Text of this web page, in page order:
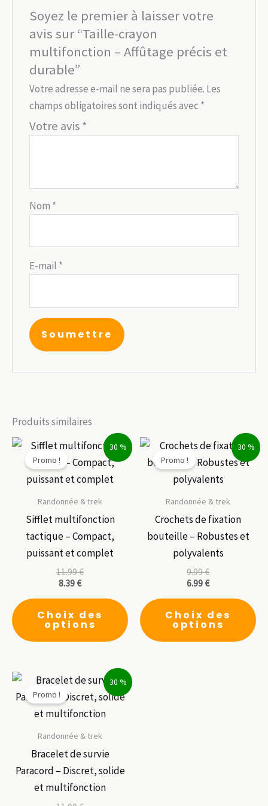
Soyez le premier à laisser votre
avis sur “Taille-crayon
multifonction – Affûtage précis et
durable”
Votre adresse e-mail ne sera pas publiée. Les
champs obligatoires sont indiqués avec *
Votre avis*
Nom *
E-mail *
Produits similaires
30 %
Promo !
Randonnée & trek
Sifflet multifonction
tactique – Compact,
puissant et complet
11.99€
8.39€
Choix des
options
produit
variations.
Les
30 %
Promo !
Randonnée & trek
Crochets de fixation
bouteille – Robustes et
polyvalents
9.99€
6.99€
Choix des
options
30 %
Promo !
Randonnée & trek
Bracelet de survie
Paracord – Discret, solide
et multifonction